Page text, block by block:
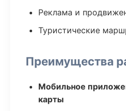
Реклама и
Туристические
Преимущества
Мобильное
карты